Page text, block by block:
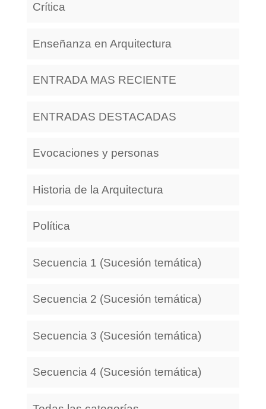
Crítica
Enseñanza en Arquitectura
ENTRADA MAS RECIENTE
ENTRADAS DESTACADAS
Evocaciones y personas
Historia de la Arquitectura
Política
Secuencia 1 (Sucesión temática)
Secuencia 2 (Sucesión temática)
Secuencia 3 (Sucesión temática)
Secuencia 4 (Sucesión temática)